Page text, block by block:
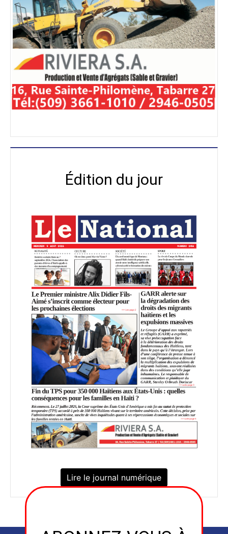
Édition du jour
Lire le journal numérique